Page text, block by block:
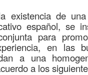
existencia de
español, se
para
en las
a una
a los